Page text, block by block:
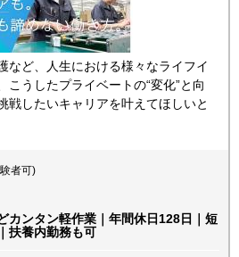
など、人生における様々なライフイ
こうしたプライベートの“変化”と向
戦したいキャリアを叶えてほしいと
者可)
カンタン軽作業｜年間休日128日｜短
扶養内勤務も可